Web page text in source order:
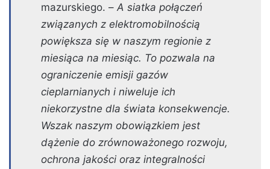
mazurskiego. – A siatka połączeń
związanych z elektromobilnością
powiększa się w naszym regionie z
miesiąca na miesiąc. To pozwala na
ograniczenie emisji gazów
cieplarnianych i niweluje ich
niekorzystne dla świata konsekwencje.
Wszak naszym obowiązkiem jest
dążenie do zrównoważonego rozwoju,
ochrona jakości oraz integralności